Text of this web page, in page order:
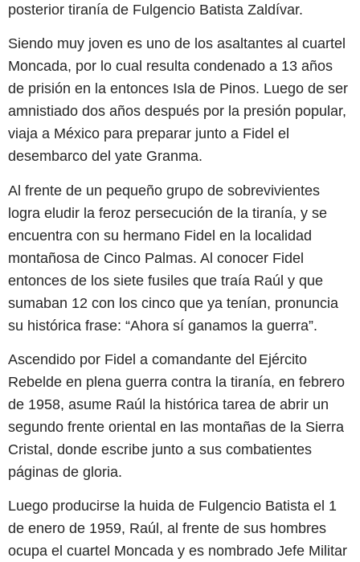
posterior tiranía de Fulgencio Batista Zaldívar.
Siendo muy joven es uno de los asaltantes al cuartel
Moncada, por lo cual resulta condenado a 13 años
de prisión en la entonces Isla de Pinos. Luego de ser
amnistiado dos años después por la presión popular,
viaja a México para preparar junto a Fidel el
desembarco del yate Granma.
Al frente de un pequeño grupo de sobrevivientes
logra eludir la feroz persecución de la tiranía, y se
encuentra con su hermano Fidel en la localidad
montañosa de Cinco Palmas. Al conocer Fidel
entonces de los siete fusiles que traía Raúl y que
sumaban 12 con los cinco que ya tenían, pronuncia
su histórica frase: “Ahora sí ganamos la guerra”.
Ascendido por Fidel a comandante del Ejército
Rebelde en plena guerra contra la tiranía, en febrero
de 1958, asume Raúl la histórica tarea de abrir un
segundo frente oriental en las montañas de la Sierra
Cristal, donde escribe junto a sus combatientes
páginas de gloria.
Luego producirse la huida de Fulgencio Batista el 1
de enero de 1959, Raúl, al frente de sus hombres
ocupa el cuartel Moncada y es nombrado Jefe Militar